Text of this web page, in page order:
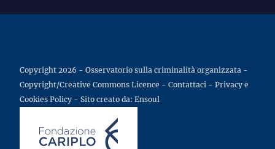
Copyright 2026 - Osservatorio sulla criminalità organizzata -
Copyright/Creative Commons Licence - Contattaci - Privacy e
Cookies Policy - Sito creato da: Ensoul